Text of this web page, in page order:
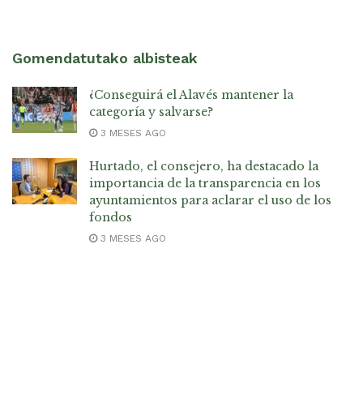
Gomendatutako albisteak
¿Conseguirá el Alavés mantener la
categoría y salvarse?
3 MESES AGO
Hurtado, el consejero, ha destacado la
importancia de la transparencia en los
ayuntamientos para aclarar el uso de los
fondos
3 MESES AGO